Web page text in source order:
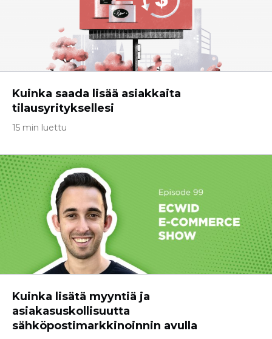
Kuinka saada lisää asiakkaita
tilausyrityksellesi
15 min luettu
Kuinka lisätä myyntiä ja
asiakasuskollisuutta
sähköpostimarkkinoinnin avulla